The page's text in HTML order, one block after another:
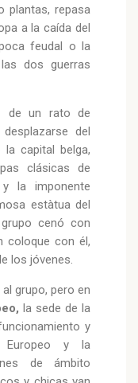
plantas, repasa
a la caída del
feudal o la
dos guerras
de un rato de
del
capital belga,
clásicas de
la imponente
estàtua del
cenó con
coloque con él,
los jóvenes.
grupo, pero en
la sede de la
y
Europeo y la
de ámbito